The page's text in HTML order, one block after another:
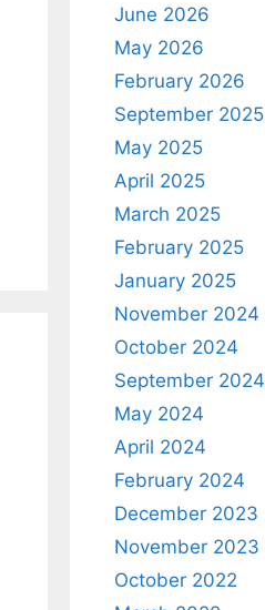
June 2026
May 2026
February 2026
September 2025
May 2025
April 2025
March 2025
February 2025
January 2025
November 2024
October 2024
September 2024
May 2024
April 2024
February 2024
December 2023
November 2023
October 2022